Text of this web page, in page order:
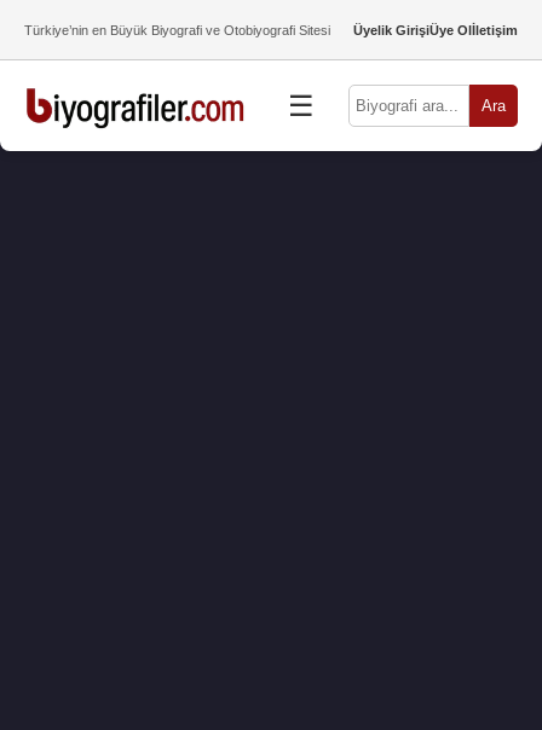
Türkiye’nin en Büyük Biyografi ve Otobiyografi Sitesi Üyelik GirişiÜye Olİletişim
☰ Ara